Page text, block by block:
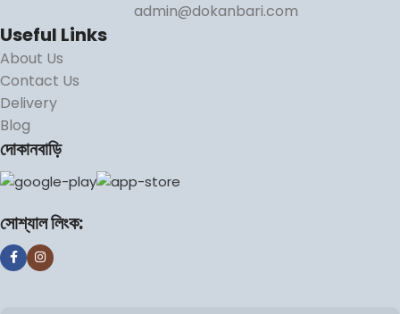
admin@dokanbari.com
Useful Links
About Us
Contact Us
Delivery
Blog
দোকানবাড়ি
সোশ্যাল লিংক: